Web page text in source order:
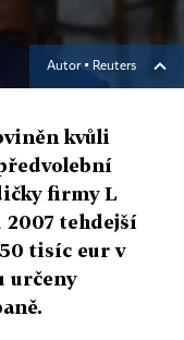
Autor ▪ Reuters
kvůli
firmy L
2007 tehdejší
tisíc eur v
určeny